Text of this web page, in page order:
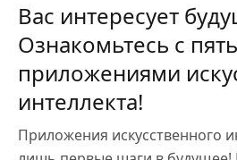
Вас интересует
Ознакомьтесь с
приложениями
интеллекта!
Приложения искусственного